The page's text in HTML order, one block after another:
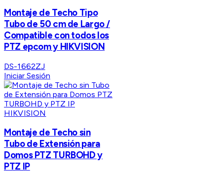
Montaje de Techo Tipo
Tubo de 50 cm de Largo /
Compatible con todos los
PTZ epcom y HIKVISION
DS-1662ZJ
Iniciar Sesión
HIKVISION
Montaje de Techo sin
Tubo de Extensión para
Domos PTZ TURBOHD y
PTZ IP